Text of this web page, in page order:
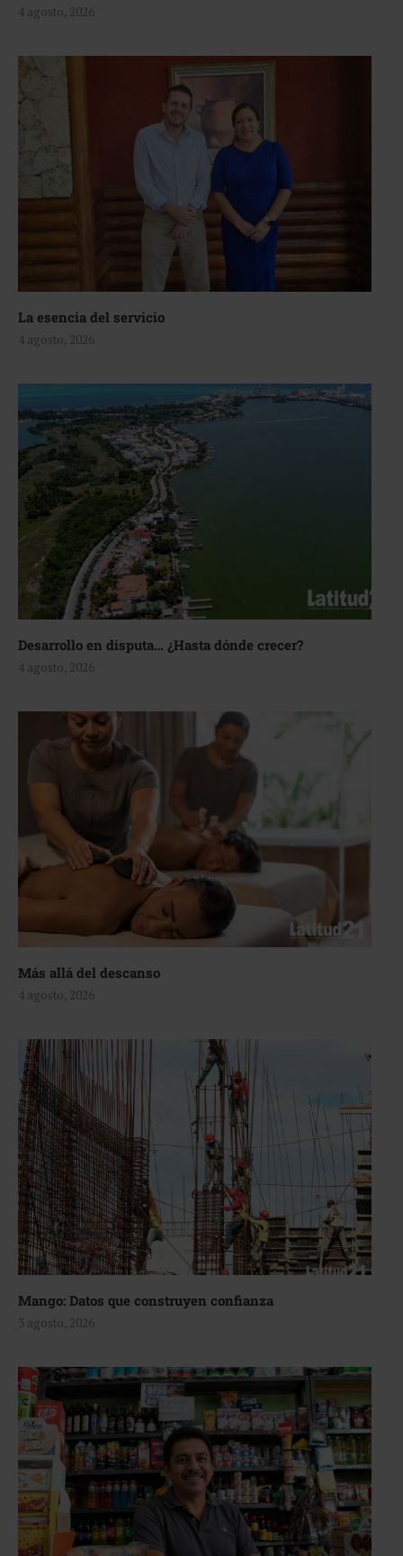
4 agosto, 2026
La esencia del servicio
4 agosto, 2026
Desarrollo en disputa… ¿Hasta dónde crecer?
4 agosto, 2026
Más allá del descanso
4 agosto, 2026
Mango: Datos que construyen confianza
3 agosto, 2026